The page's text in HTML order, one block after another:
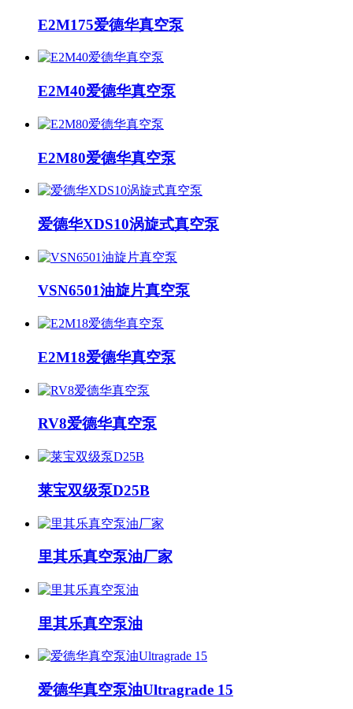
E2M175爱德华真空泵
E2M40爱德华真空泵
E2M80爱德华真空泵
爱德华XDS10涡旋式真空泵
VSN6501油旋片真空泵
E2M18爱德华真空泵
RV8爱德华真空泵
莱宝双级泵D25B
里其乐真空泵油厂家
里其乐真空泵油
爱德华真空泵油Ultragrade 15